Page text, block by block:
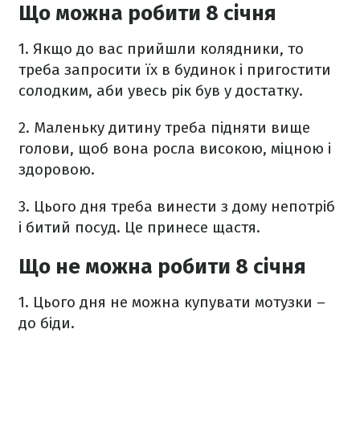
Що можна робити 8 січня
1. Якщо до вас прийшли колядники, то
треба запросити їх в будинок і пригостити
солодким, аби увесь рік був у достатку.
2. Маленьку дитину треба підняти вище
голови, щоб вона росла високою, міцною і
здоровою.
3. Цього дня треба винести з дому непотріб
і битий посуд. Це принесе щастя.
Що не можна робити 8 січня
1. Цього дня не можна купувати мотузки –
до біди.